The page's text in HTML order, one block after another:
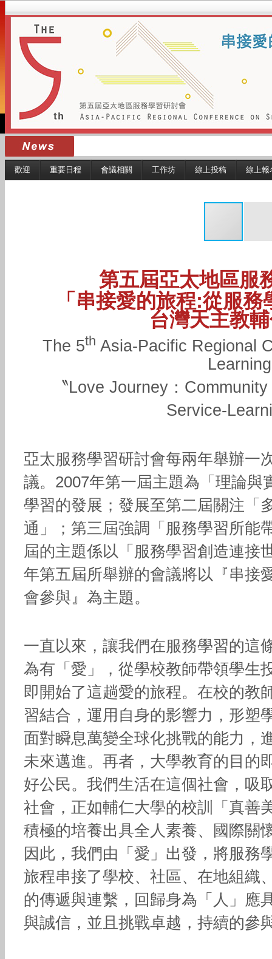
歡迎 重要日程 會議相關 工作坊 線上投稿 線上報
第五屆亞太地區服
「串接愛的旅程:從服
台灣天主教
The 5th Asia-Pacific Regional
Learning
〝Love Journey：
Service-
亞太服務學習研討會每兩年舉辦一
議。2007年第一屆主題為「理論與
學習的發展；發展至第二屆關注「
通」；第三屆強調「服務學習所能
屆的主題係以「服務學習創造連接
年第五屆所舉辦的會議將以『串接
會參與』為主題。
一直以來，讓我們在服務學習的這
為有「愛」，從學校教師帶領學生
即開始了這趟愛的旅程。在校的教
習結合，運用自身的影響力，形塑
面對瞬息萬變全球化挑戰的能力，
未來邁進。再者，大學教育的目的
好公民。我們生活在這個社會，吸
社會，正如輔仁大學的校訓「真善
積極的培養出具全人素養、國際關
因此，我們由「愛」出發，將服務
旅程串接了學校、社區、在地組織
的傳遞與連繫，回歸身為「人」應
與誠信，並且挑戰卓越，持續的參